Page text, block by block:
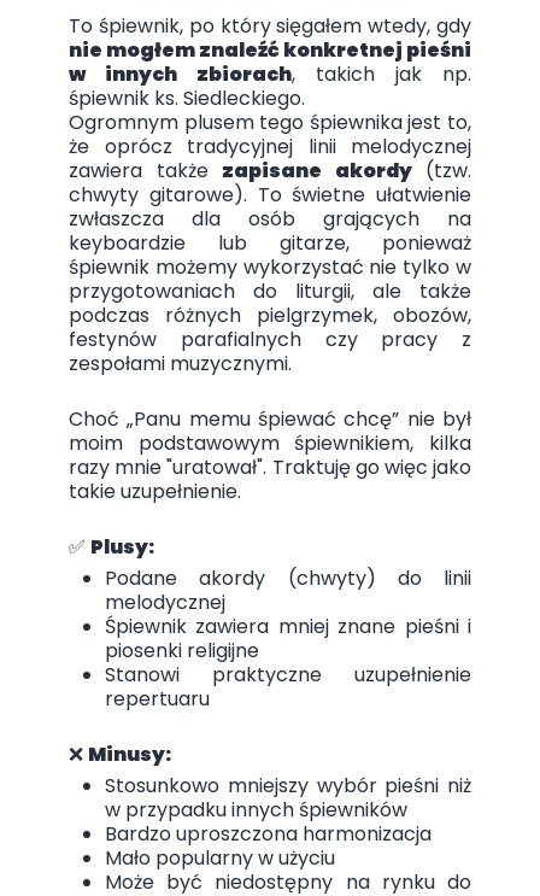
To śpiewnik, po który sięgałem wtedy, gdy
nie mogłem znaleźć konkretnej pieśni
w innych zbiorach, takich jak np.
śpiewnik ks. Siedleckiego.
Ogromnym plusem tego śpiewnika jest to,
że oprócz tradycyjnej linii melodycznej
zawiera także zapisane akordy(tzw.
chwyty gitarowe). To świetne ułatwienie
zwłaszcza dla osób grających na
keyboardzie lub gitarze, ponieważ
śpiewnik możemy wykorzystać nie tylko w
przygotowaniach do liturgii, ale także
podczas różnych pielgrzymek, obozów,
festynów parafialnych czy pracy z
zespołami muzycznymi.
Choć „Panu memu śpiewać chcę” nie był
moim podstawowym śpiewnikiem, kilka
razy mnie "uratował". Traktuję go więc jako
takie uzupełnienie.
✅ Plusy:
Podane akordy (chwyty) do linii
melodycznej
Śpiewnik zawiera mniej znane pieśni i
piosenki religijne
Stanowi praktyczne uzupełnienie
repertuaru
❌ Minusy:
Stosunkowo mniejszy wybór pieśni niż
w przypadku innych śpiewników
Bardzo uproszczona harmonizacja
Mało popularny w użyciu
Może być niedostępny na rynku do